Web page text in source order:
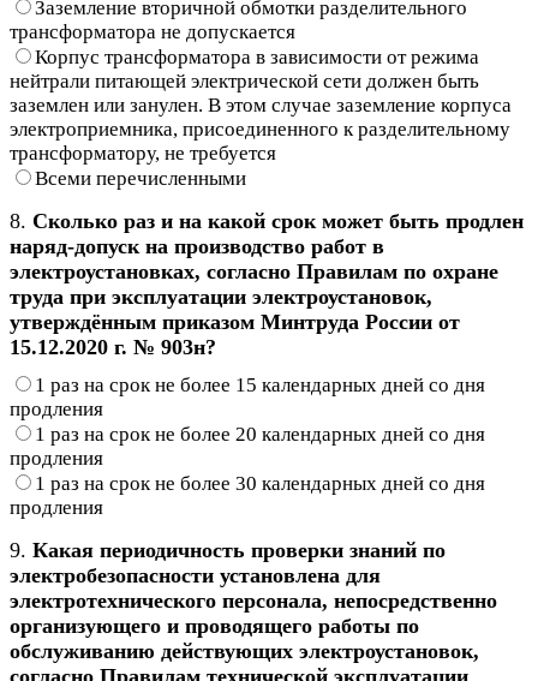
Заземление вторичной обмотки разделительного
трансформатора не допускается
Корпус трансформатора в зависимости от режима
нейтрали питающей электрической сети должен быть
заземлен или занулен. В этом случае заземление корпуса
электроприемника, присоединенного к разделительному
трансформатору, не требуется
Всеми перечисленными
8. Сколько раз и на какой срок может быть продлен
наряд-допуск на производство работ в
электроустановках, согласно Правилам по охране
труда при эксплуатации электроустановок,
утверждённым приказом Минтруда России от
15.12.2020 г. № 903н?
1 раз на срок не более 15 календарных дней со дня
продления
1 раз на срок не более 20 календарных дней со дня
продления
1 раз на срок не более 30 календарных дней со дня
продления
9. Какая периодичность проверки знаний по
электробезопасности установлена для
электротехнического персонала, непосредственно
организующего и проводящего работы по
обслуживанию действующих электроустановок,
согласно Правилам технической эксплуатации